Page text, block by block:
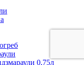
0,75л